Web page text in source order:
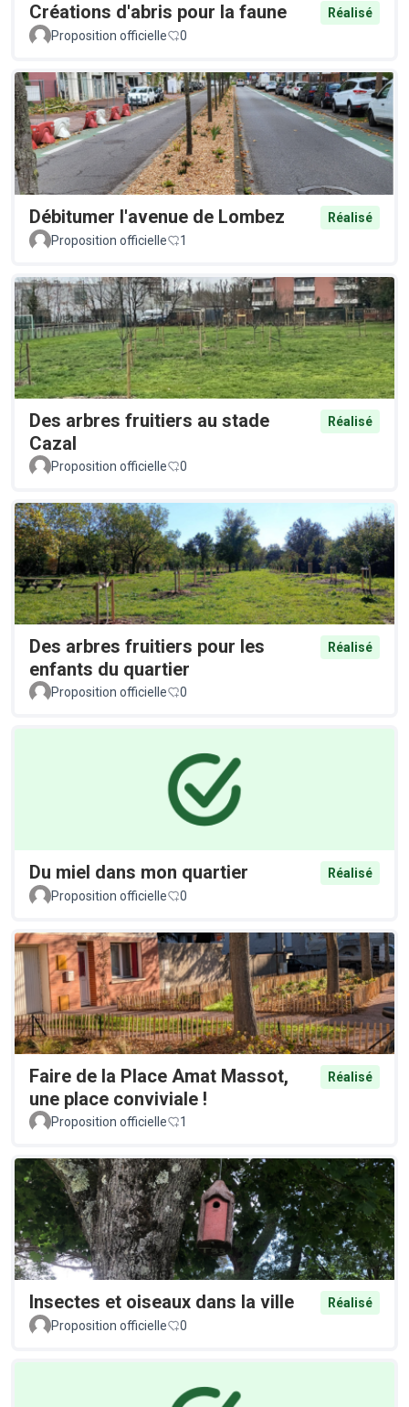
Créations d'abris pour la faune
Réalisé
Proposition officielle
0
Débitumer l'avenue de Lombez
Réalisé
Proposition officielle
1
Des arbres fruitiers au stade
Cazal
Réalisé
Proposition officielle 0
Des arbres fruitiers pour les
enfants du quartier
Réalisé
Proposition officielle 0
Du miel dans mon quartier
Réalisé
Proposition officielle
0
Faire de la Place Amat Massot,
une place conviviale !
Réalisé
Proposition officielle 1
Insectes et oiseaux dans la ville
Réalisé
Proposition officielle
0